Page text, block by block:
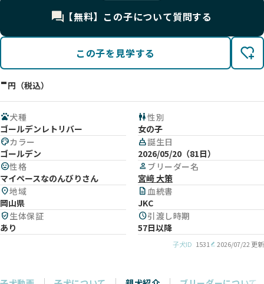
【無料】この子について質問する
この子を見学する
-円（税込）
pets犬種
ゴールデンレトリバー
wc性別
女の子
paletteカラー
ゴールデン
cake誕生日
2026/05/20（81日）
mood性格
マイペースなのんびりさん
person ブリーダー名
宮﨑 大策
location_on地域
岡山県
description血統書
JKC
verified_user生体保証
あり
schedule引渡し時期
57日以降
子犬ID 1531 2026/07/22 更新